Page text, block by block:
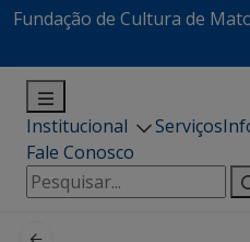
Fundação de Cultura de
Institucional Serviços
Fale Conosco
Pesquisar
por: